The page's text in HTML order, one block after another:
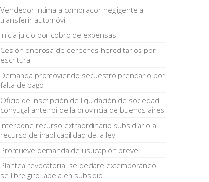
Vendedor intima a comprador negligente a
transferir automóvil
Inicia juicio por cobro de expensas
Cesión onerosa de derechos hereditarios por
escritura
Demanda promoviendo secuestro prendario por
falta de pago
Oficio de inscripción de liquidación de sociedad
conyugal ante rpi de la provincia de buenos aires
Interpone recurso extraordinario subsidiario a
recurso de inaplicabilidad de la ley
Promueve demanda de usucapión breve
Plantea revocatoria. se declare extemporáneo.
se libre giro. apela en subsidio